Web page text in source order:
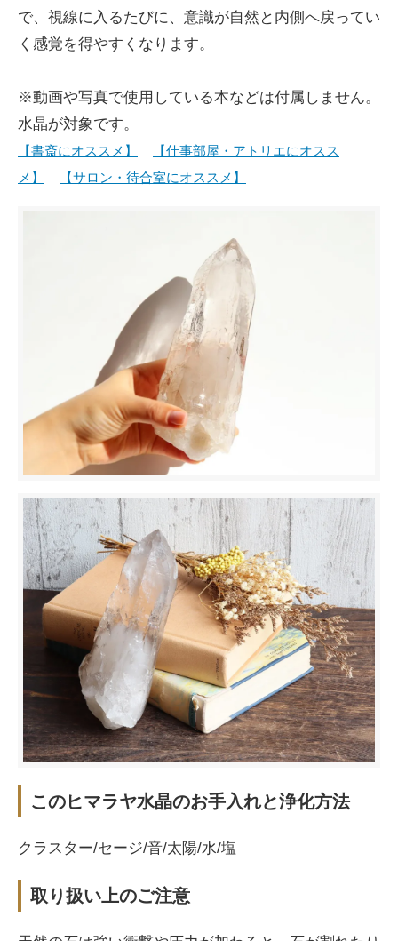
で、視線に入るたびに、意識が自然と内側へ戻ってい
く感覚を得やすくなります。
※動画や写真で使用している本などは付属しません。
水晶が対象です。
【書斎にオススメ】
【仕事部屋・アトリエにオスス
メ】
【サロン・待合室にオススメ】
このヒマラヤ水晶のお手入れと浄化方法
クラスター/セージ/音/太陽/水/塩
取り扱い上のご注意